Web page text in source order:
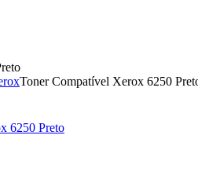
Toner Compatível Xerox 6250